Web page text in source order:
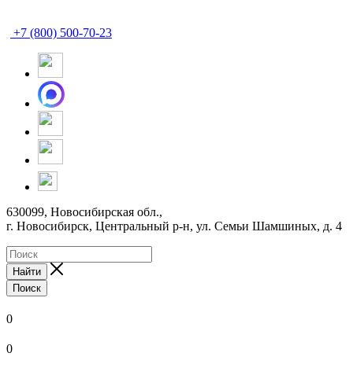
+7 (800) 500-70-23
630099, Новосибирская обл.,
г. Новосибирск, Центральный р-н, ул. Семьи Шамшиных, д. 4
Найти
Поиск
0
0